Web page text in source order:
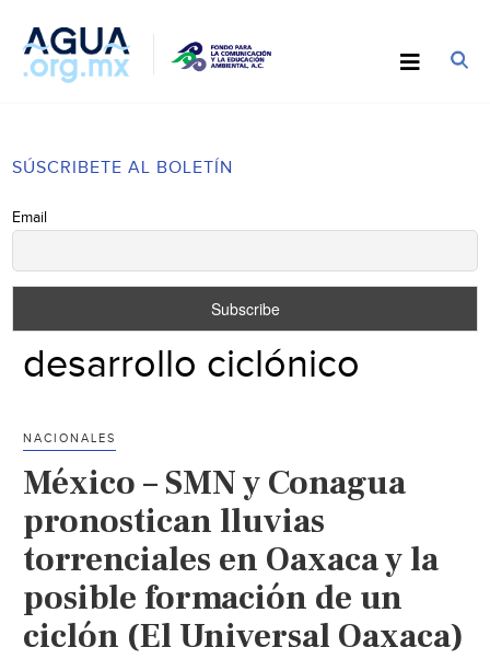
SÚSCRIBETE AL BOLETÍN
Email
desarrollo ciclónico
NACIONALES
México – SMN y Conagua
pronostican lluvias
torrenciales en Oaxaca y la
posible formación de un
ciclón (El Universal Oaxaca)